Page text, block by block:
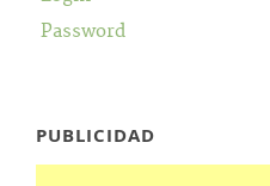
Password
PUBLICIDAD